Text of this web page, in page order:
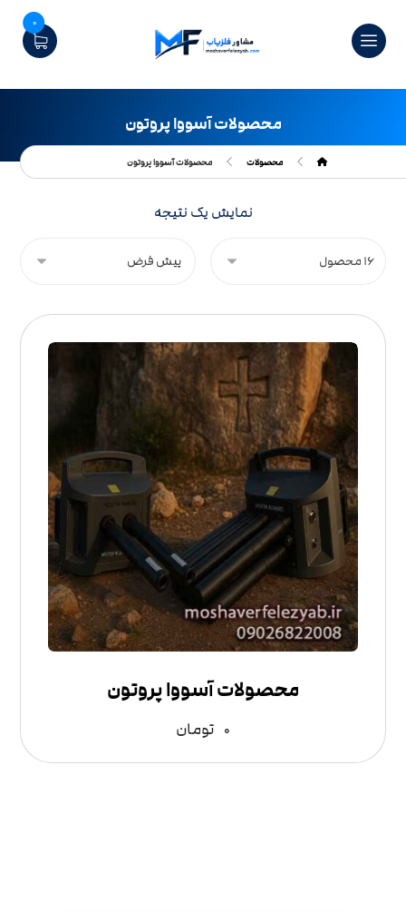
0
محصولات آسووا پروتون
محصولات محصولات آسووا پروتون
نمایش یک نتیجه
محصولات آسووا پروتون
۰ تومان